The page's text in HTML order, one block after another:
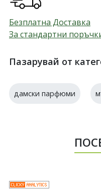
Безплатна Доставка
За стандартни
Пазарувай от
дамски парфюми